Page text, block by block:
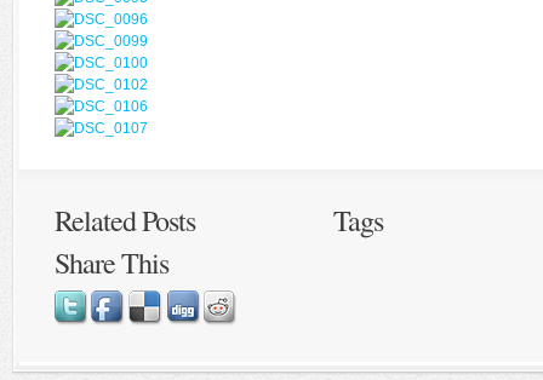
Related Posts
Tags
Share This